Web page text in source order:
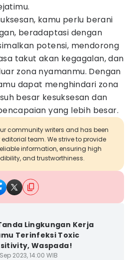
kamu perlu berani
beradaptasi dengan
potensi, mendorong
takut akan kegagalan, dan
zona nyamanmu. Dengan
dapat menghindari zona
besar kesuksesan dan
yang lebih besar.
community writers and has been
team. We strive to provide
information, ensuring high
and trustworthiness.
Lingkungan Kerja
Terinfeksi Toxic
Waspada!
2023, 14:00 WIB